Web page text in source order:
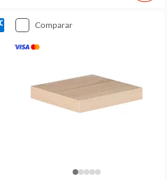
comparar